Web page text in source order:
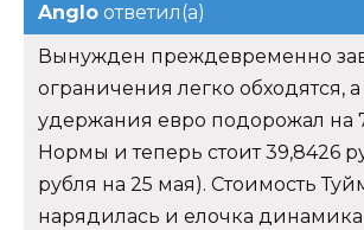
Anglo ответил(а)
Вынужден преждевременно
ограничения легко обходятся,
удержания евро подорожал на
Нормы и теперь стоит 39,8426
рубля на 25 мая). Стоимость
нарядилась и елочка